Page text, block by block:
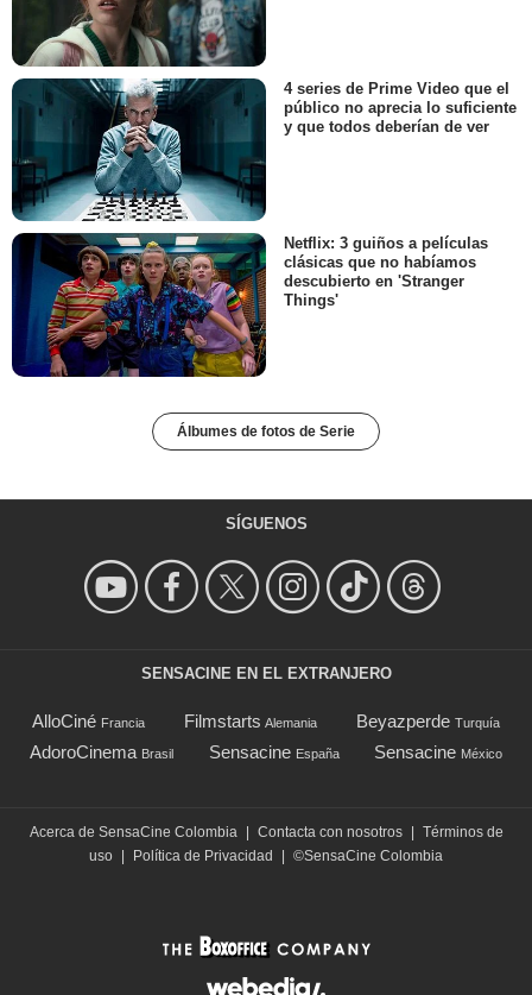
4 series de Prime Video que el
público no aprecia lo suficiente
y que todos deberían de ver
Netflix: 3 guiños a películas
clásicas que no habíamos
descubierto en 'Stranger
Things'
Álbumes de fotos de Serie
SÍGUENOS
SENSACINE EN EL EXTRANJERO
AlloCiné Francia Filmstarts Alemania Beyazperde Turquía
AdoroCinema Brasil Sensacine España Sensacine México
Acerca de SensaCine Colombia | Contacta con nosotros | Términos de
uso | Política de Privacidad | ©SensaCine Colombia